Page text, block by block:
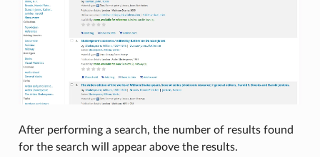
After performing a search, the number of results found
for the search will appear above the results.